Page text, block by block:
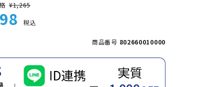
¥1,265
税込
商品番号 802660010000